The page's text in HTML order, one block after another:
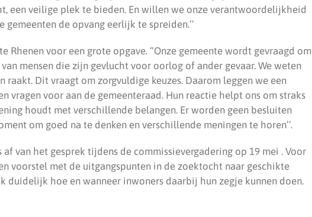
een veilige plek te bieden. En willen we onze verantwoordelijkheid
gemeenten de opvang eerlijk te spreiden.’’
Rhenen voor een grote opgave. “Onze gemeente wordt gevraagd om
mensen die zijn gevlucht voor oorlog of ander gevaar. We weten
raakt. Dit vraagt om zorgvuldige keuzes. Daarom leggen we een
vragen voor aan de gemeenteraad. Hun reactie helpt ons om straks
houdt met verschillende belangen. Er worden geen besluiten
om goed na te denken en verschillende meningen te horen’’.
van het gesprek tijdens de commissievergadering op 19 mei . Voor
voorstel met de uitgangspunten in de zoektocht naar geschikte
duidelijk hoe en wanneer inwoners daarbij hun zegje kunnen doen.